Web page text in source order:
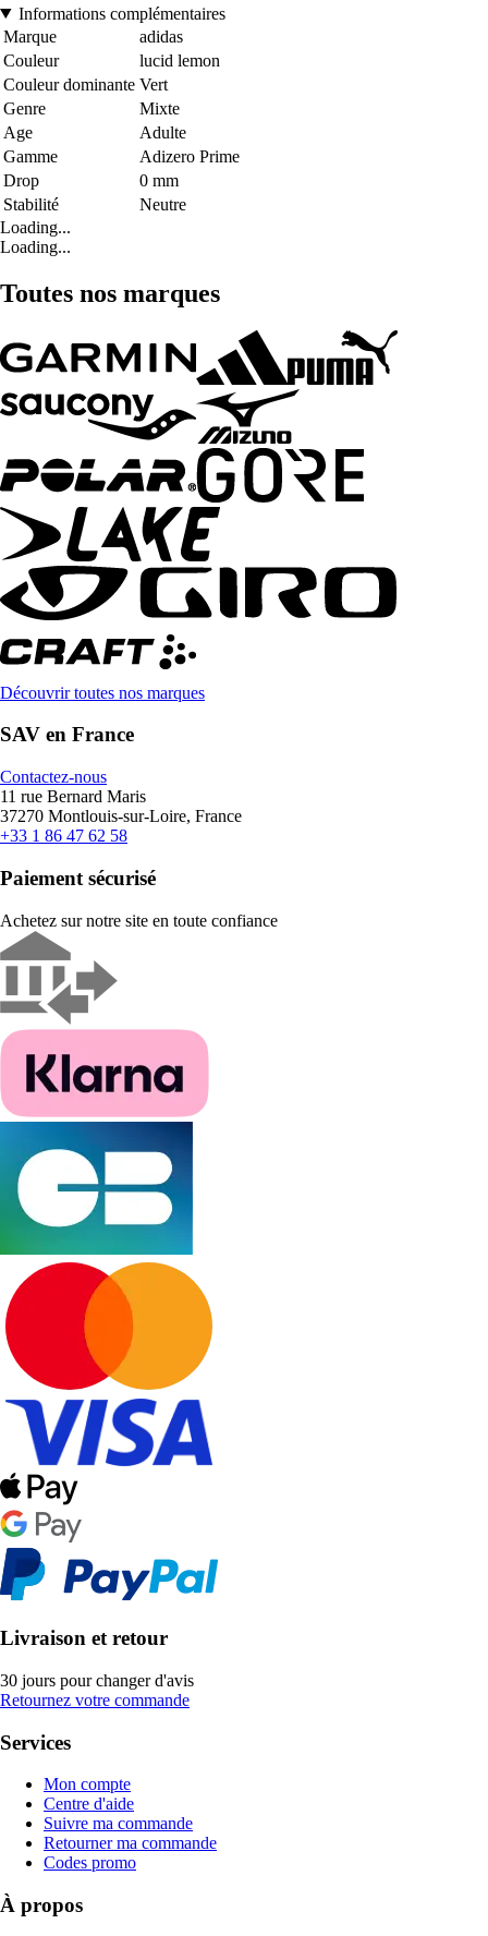
Informations complémentaires
Marque
adidas
Couleur
lucid lemon
Couleur dominante Vert
Genre
Mixte
Age
Adulte
Gamme
Adizero Prime
Drop
0 mm
Stabilité
Neutre
Loading...
Loading...
Toutes nos marques
Découvrir toutes nos marques
SAV en France
Contactez-nous
11 rue Bernard Maris
37270 Montlouis-sur-Loire, France
+33 1 86 47 62 58
Paiement sécurisé
Achetez sur notre site en toute confiance
Livraison et retour
30 jours pour changer d'avis
Retournez votre commande
Services
Mon compte
Centre d'aide
Suivre ma commande
Retourner ma commande
Codes promo
À propos